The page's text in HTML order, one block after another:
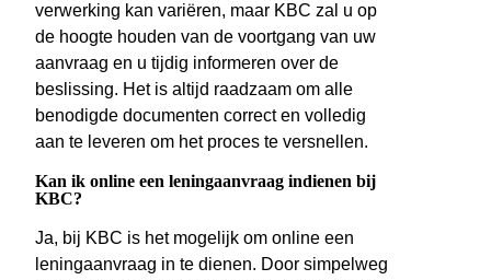
verwerking kan variëren, maar KBC zal u op
de hoogte houden van de voortgang van uw
aanvraag en u tijdig informeren over de
beslissing. Het is altijd raadzaam om alle
benodigde documenten correct en volledig
aan te leveren om het proces te versnellen.
Kan ik online een leningaanvraag indienen bij
KBC?
Ja, bij KBC is het mogelijk om online een
leningaanvraag in te dienen. Door simpelweg